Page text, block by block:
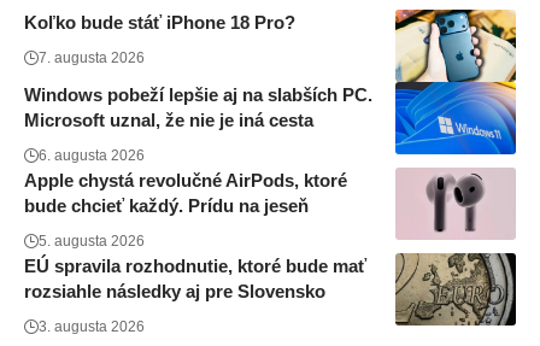
Koľko bude stáť iPhone 18 Pro?
7. augusta 2026
Windows pobeží lepšie aj na slabších PC.
Microsoft uznal, že nie je iná cesta
6. augusta 2026
Apple chystá revolučné AirPods, ktoré
bude chcieť každý. Prídu na jeseň
5. augusta 2026
EÚ spravila rozhodnutie, ktoré bude mať
rozsiahle následky aj pre Slovensko
3. augusta 2026